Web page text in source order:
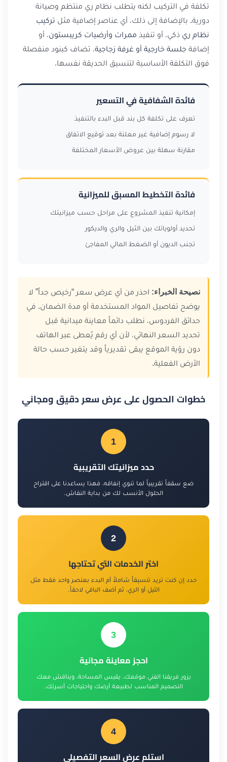
تكلفة في التركيب لكنه يتطلب نظام ري منتظم وصيانة
دورية. بالإضافة إلى ذلك، أي عناصر إضافية مثل تركيب
نظام ري ذكي، أو تنفيذ ممرات وأرضيات كريبستون، أو
إضافة جلسة خارجية أو غرفة زجاجية، تضاف كبنود منفصلة
فوق التكلفة الأساسية لتنسيق الحديقة نفسها.
فائدة الشفافية في التسعير
تعرف على تكلفة كل بند قبل البدء بالتنفيذ
لا رسوم إضافية غير معلنة بعد توقيع الاتفاق
مقارنة سهلة بين عروض الأسعار المختلفة
فائدة التخطيط المسبق للميزانية
إمكانية تنفيذ المشروع على مراحل حسب ميزانيتك
تحديد أولوياتك بين الثيل والري والديكور
تجنب الديون أو الضغط المالي المفاجئ
نصيحة الخبراء: احذر من أي عرض سعر “رخيص جداً” لا
يوضح تفاصيل المواد المستخدمة أو مدة الضمان. في
حدائق الفردوس، نطلب دائماً معاينة ميدانية قبل
تحديد السعر النهائي، لأن أي رقم يُعطى عبر الهاتف
دون رؤية الموقع يبقى تقديرياً وقد يتغير حسب حالة
الأرض الفعلية.
خطوات الحصول على عرض سعر دقيق ومجاني
1
حدد ميزانيتك التقريبية
ضع سقفاً تقريبياً لما تنوي إنفاقه، فهذا يساعدنا على اقتراح
الحلول الأنسب لك من بداية النقاش.
2
اختر الخدمات التي تحتاجها
حدد إن كنت تريد تنسيقاً شاملاً أم البدء بعنصر واحد فقط مثل
الثيل أو الري، ثم أضف الباقي لاحقاً.
3
احجز معاينة مجانية
يزور فريقنا الفني موقعك، يقيس المساحة، ويناقش معك
التصميم المناسب لطبيعة أرضك واحتياجات أسرتك.
4
استلم عرض السعر التفصيلي